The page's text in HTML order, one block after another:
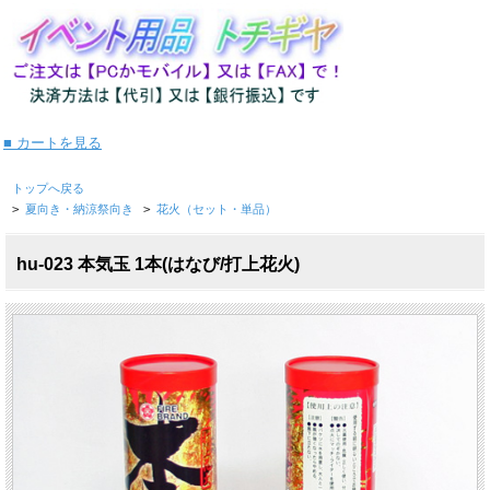
■ カートを見る
トップへ戻る
> 夏向き・納涼祭向き > 花火（セット・単品）
hu-023 本気玉 1本(はなび/打上花火)